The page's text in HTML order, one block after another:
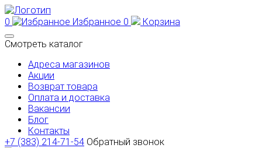
0 Избранное 0
Корзина
Смотреть каталог
Адреса магазинов
Акции
Возврат товара
Оплата и доставка
Вакансии
Блог
Контакты
+7 (383) 214-71-54 Обратный звонок